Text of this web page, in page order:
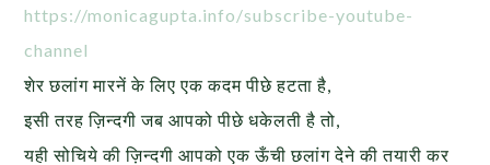
https://monicagupta.info/subscribe-youtube-
channel
शेर छलांग मारनें के लिए एक कदम पीछे हटता है,
इसी तरह ज़िन्दगी जब आपको पीछे धकेलती है तो,
यही सोचिये की ज़िन्दगी आपको एक ऊँची छलांग देने की तयारी कर